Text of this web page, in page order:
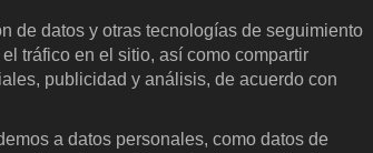
de datos y otras tecnologías de seguimiento
tráfico en el sitio, así como compartir
publicidad y análisis, de acuerdo con
a datos personales, como datos de